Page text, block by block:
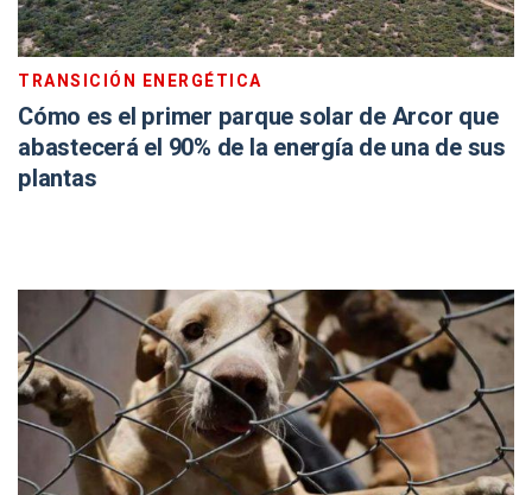
TRANSICIÓN ENERGÉTICA
Cómo es el primer parque solar de Arcor que
abastecerá el 90% de la energía de una de sus
plantas